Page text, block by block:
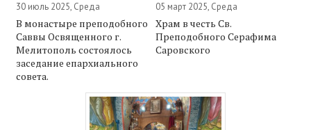
30 июль 2025, Среда
В монастыре преподобного
Саввы Освященного г.
Мелитополь состоялось
заседание епархиального
совета.
05 март 2025, Среда
Храм в честь Св.
Преподобного Серафима
Саровского